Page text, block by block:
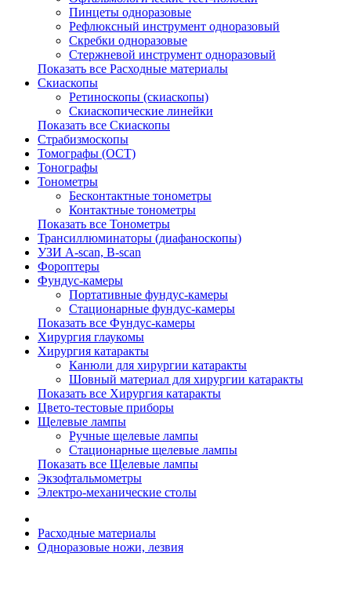
Пинцеты одноразовые
Рефлюксный инструмент одноразовый
Скребки одноразовые
Стержневой инструмент одноразовый
Показать все Расходные материалы
Скиаскопы
Ретиноскопы (скиаскопы)
Скиаскопические линейки
Показать все Скиаскопы
Страбизмоскопы
Томографы (OCT)
Тонографы
Тонометры
Бесконтактные тонометры
Контактные тонометры
Показать все Тонометры
Трансиллюминаторы (диафаноскопы)
УЗИ A-scan, B-scan
Фороптеры
Фундус-камеры
Портативные фундус-камеры
Стационарные фундус-камеры
Показать все Фундус-камеры
Хирургия глаукомы
Хирургия катаракты
Канюли для хирургии катаракты
Шовный материал для хирургии катаракты
Показать все Хирургия катаракты
Цвето-тестовые приборы
Щелевые лампы
Ручные щелевые лампы
Стационарные щелевые лампы
Показать все Щелевые лампы
Экзофтальмометры
Электро-механические столы
Расходные материалы
Одноразовые ножи, лезвия